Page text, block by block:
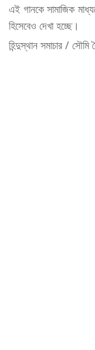
এই গানকে সামাজিক
হিসেবেও দেখা হচ্ছে।
হিন্দুস্থান সমাচার / সৌমি